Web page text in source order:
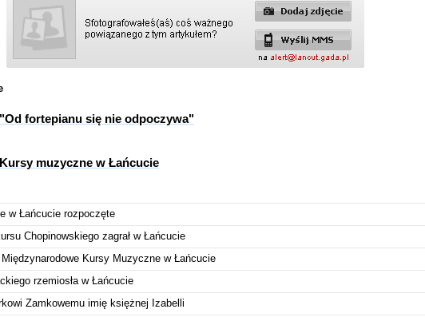
"Od fortepianu się nie odpoczywa"
Kursy muzyczne w Łańcucie
w Łańcucie rozpoczęte
Chopinowskiego zagrał w Łańcucie
Międzynarodowe Kursy Muzyczne w Łańcucie
rzemiosła w Łańcucie
Zamkowemu imię księżnej Izabelli